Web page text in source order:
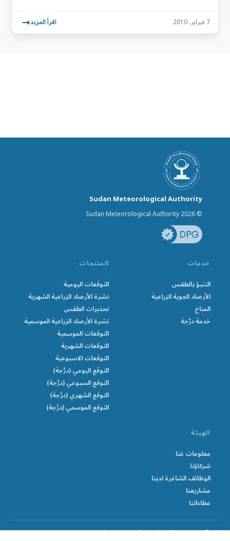
7 فبراير، 2010 اقرأ المزيد
Sudan Meteorological Authority
© Sudan Meteorological Authority 2026
خدمات
التنبؤ بالطقس
الأرصاد الجوية الزراعية
المناخ
خدمة درَّجة
المنتجات
التوقعات اليومية
نشرة الأرصاد الزراعية الشهرية
تحذيرات الطقس
نشرة الأرصاد الزراعية الموسمية
التوقعات الموسمية
التوقعات الشهرية
التوقعات الاسبوعية
التوقع اليومي (درَّجة)
التوقع السبوعي (درَّجة)
التوقع الشهري (درَّجة)
التوقع الموسمي (درَّجة)
الهيئة
معلومات عنا
شركاؤنا
الوظائف الشاغرة لدينا
مشاريعنا
عطاءاتنا
© Sudan Meteorological Authority 2026